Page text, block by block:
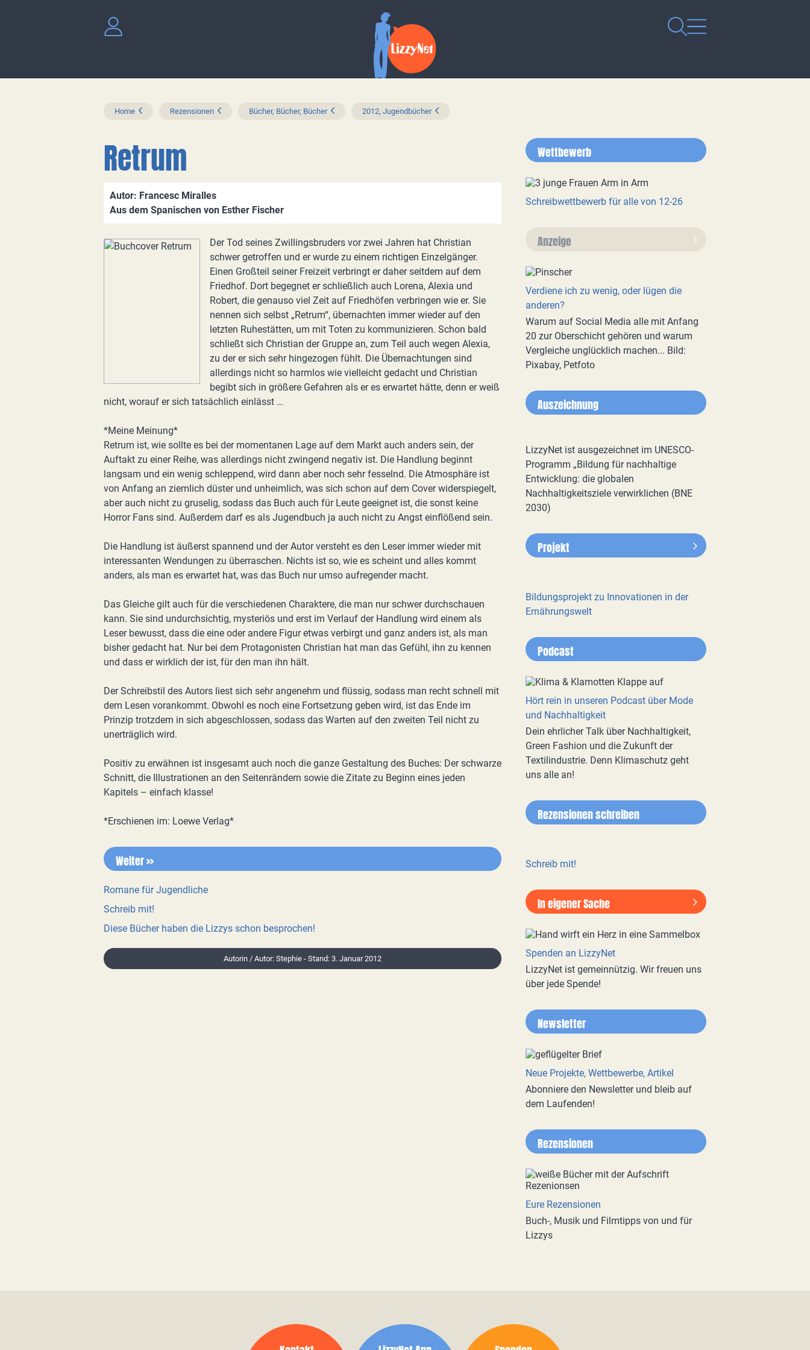
Home Rezensionen Bücher, Bücher, Bücher 2012, Jugendbücher
Retrum
Autor: Francesc Miralles
Aus dem Spanischen von Esther Fischer
Der Tod seines Zwillingsbruders vor zwei Jahren hat Christian
schwer getroffen und er wurde zu einem richtigen Einzelgänger.
Einen Großteil seiner Freizeit verbringt er daher seitdem auf dem
Friedhof. Dort begegnet er schließlich auch Lorena, Alexia und
Robert, die genauso viel Zeit auf Friedhöfen verbringen wie er. Sie
nennen sich selbst „Retrum“, übernachten immer wieder auf den
letzten Ruhestätten, um mit Toten zu kommunizieren. Schon bald
schließt sich Christian der Gruppe an, zum Teil auch wegen Alexia,
zu der er sich sehr hingezogen fühlt. Die Übernachtungen sind
allerdings nicht so harmlos wie vielleicht gedacht und Christian
begibt sich in größere Gefahren als er es erwartet hätte, denn er weiß
nicht, worauf er sich tatsächlich einlässt …
*Meine Meinung*
Retrum ist, wie sollte es bei der momentanen Lage auf dem Markt auch anders sein, der
Auftakt zu einer Reihe, was allerdings nicht zwingend negativ ist. Die Handlung beginnt
langsam und ein wenig schleppend, wird dann aber noch sehr fesselnd. Die Atmosphäre ist
von Anfang an ziemlich düster und unheimlich, was sich schon auf dem Cover widerspiegelt,
aber auch nicht zu gruselig, sodass das Buch auch für Leute geeignet ist, die sonst keine
Horror Fans sind. Außerdem darf es als Jugendbuch ja auch nicht zu Angst einflößend sein.
Die Handlung ist äußerst spannend und der Autor versteht es den Leser immer wieder mit
interessanten Wendungen zu überraschen. Nichts ist so, wie es scheint und alles kommt
anders, als man es erwartet hat, was das Buch nur umso aufregender macht.
Das Gleiche gilt auch für die verschiedenen Charaktere, die man nur schwer durchschauen
kann. Sie sind undurchsichtig, mysteriös und erst im Verlauf der Handlung wird einem als
Leser bewusst, dass die eine oder andere Figur etwas verbirgt und ganz anders ist, als man
bisher gedacht hat. Nur bei dem Protagonisten Christian hat man das Gefühl, ihn zu kennen
und dass er wirklich der ist, für den man ihn hält.
Der Schreibstil des Autors liest sich sehr angenehm und flüssig, sodass man recht schnell mit
dem Lesen vorankommt. Obwohl es noch eine Fortsetzung geben wird, ist das Ende im
Prinzip trotzdem in sich abgeschlossen, sodass das Warten auf den zweiten Teil nicht zu
unerträglich wird.
Positiv zu erwähnen ist insgesamt auch noch die ganze Gestaltung des Buches: Der schwarze
Schnitt, die Illustrationen an den Seitenrändern sowie die Zitate zu Beginn eines jeden
Kapitels – einfach klasse!
*Erschienen im: Loewe Verlag*
Weiter >>
Romane für Jugendliche
Schreib mit!
Diese Bücher haben die Lizzys schon besprochen!
Autorin / Autor: Stephie - Stand: 3. Januar 2012
Wettbewerb
Schreibwettbewerb für alle von 12-26
Anzeige
Verdiene ich zu wenig, oder lügen die
anderen?
Warum auf Social Media alle mit Anfang
20 zur Oberschicht gehören und warum
Vergleiche unglücklich machen... Bild:
Pixabay, Petfoto
Auszeichnung
LizzyNet ist ausgezeichnet im UNESCO-
Programm „Bildung für nachhaltige
Entwicklung: die globalen
Nachhaltigkeitsziele verwirklichen (BNE
2030)
Projekt
Bildungsprojekt zu Innovationen in der
Ernährungswelt
Podcast
Hört rein in unseren Podcast über Mode
und Nachhaltigkeit
Dein ehrlicher Talk über Nachhaltigkeit,
Green Fashion und die Zukunft der
Textilindustrie. Denn Klimaschutz geht
uns alle an!
Rezensionen schreiben
Schreib mit!
In eigener Sache
Spenden an LizzyNet
LizzyNet ist gemeinnützig. Wir freuen uns
über jede Spende!
Newsletter
Neue Projekte, Wettbewerbe, Artikel
Abonniere den Newsletter und bleib auf
dem Laufenden!
Rezensionen
Eure Rezensionen
Buch-, Musik und Filmtipps von und für
Lizzys